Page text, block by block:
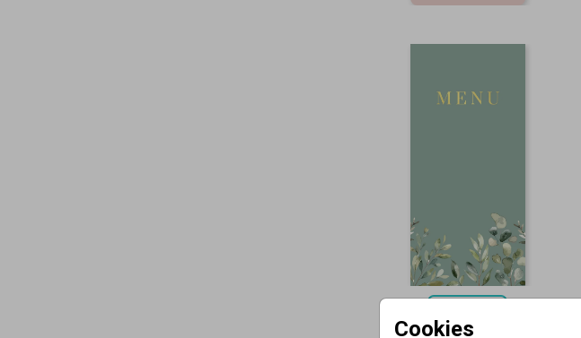
Cookies